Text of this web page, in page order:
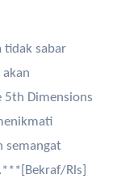
tidak sabar
5th Dimensions
semangat
Rls]